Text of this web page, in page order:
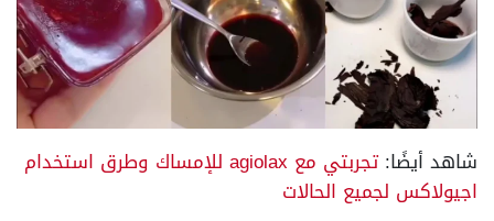
شاهد أيضًا:
تجربتي مع agiolax للإمساك وطرق استخدام
اجيولاكس لجميع الحالات